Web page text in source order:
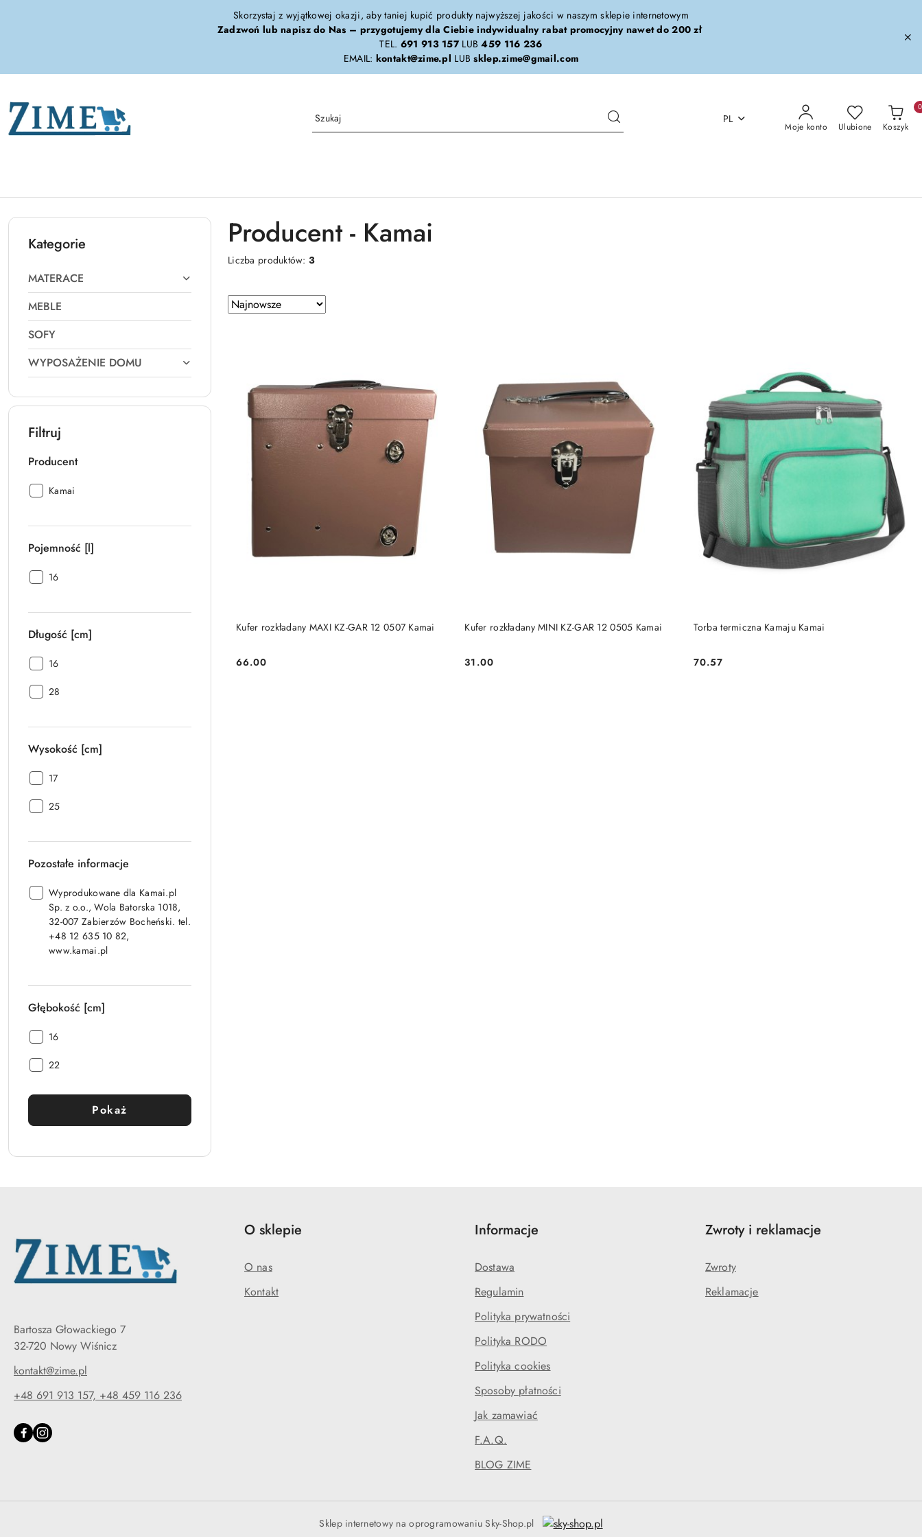
Skorzystaj z wyjątkowej okazji, aby taniej kupić produkty najwyższej jakości w naszym sklepie internetowym
Zadzwoń lub napisz do Nas – przygotujemy dla Ciebie indywidualny rabat promocyjny nawet do 200 zł
TEL. 691 913 157LUB459 116 236
EMAIL: kontakt@zime.pl LUBsklep.zime@gmail.com
PL
Moje konto Ulubione Koszyk
0
Kategorie
MATERACE
MEBLE
SOFY
WYPOSAŻENIE DOMU
Filtruj
Producent
Producent:
Kamai
Pojemność [l]
Pojemność
16
Długość [cm]
Długość [cm]:
16
Długość [cm]:
28
Wysokość [cm]
Wysokość [cm]:
17
Wysokość [cm]:
25
Pozostałe informacje
Pozostałe
informacje:
Wyprodukowane dla Kamai.pl
Sp. z o.o., Wola Batorska 1018,
32-007 Zabierzów Bocheński. tel.
+48 12 635 10 82,
www.kamai.pl
Głębokość [cm]
Głębokość [cm]:
16
Głębokość [cm]:
22
Pokaż
Producent - Kamai
Liczba produktów:3
Zastosowano
sortowanie:
Sortuj
według
Kufer rozkładany MAXI KZ-GAR 12 0507 Kamai
Cena:
66.00
DO KOSZYKA Kufer rozkładany MINI KZ-GAR 12 0505 Kamai
Cena:
31.00
DO KOSZYKA Torba termiczna Kamaju Kamai
Cena:
70.57
DO KOSZYKA
Bartosza Głowackiego 7
32-720 Nowy Wiśnicz
kontakt@zime.pl
+48 691 913 157, +48 459 116 236
O sklepie
O nas
Kontakt
Informacje
Dostawa
Regulamin
Polityka prywatności
Polityka RODO
Polityka cookies
Sposoby płatności
Jak zamawiać
F.A.Q.
BLOG ZIME
Zwroty i reklamacje
Zwroty
Reklamacje
Sklep internetowy na oprogramowaniu Sky-Shop.pl